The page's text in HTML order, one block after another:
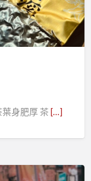
身肥厚 茶 […]